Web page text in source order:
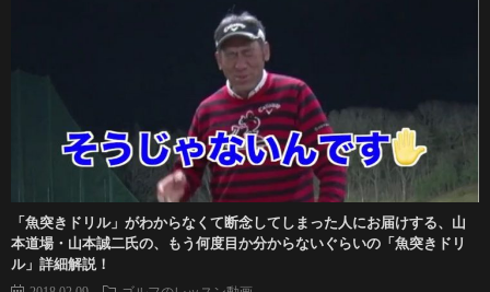
「魚突きドリル」がわからなくて断念してしまった人にお届けする、山
本道場・山本誠二氏の、もう何度目か分からないぐらいの「魚突きドリ
ル」詳細解説！